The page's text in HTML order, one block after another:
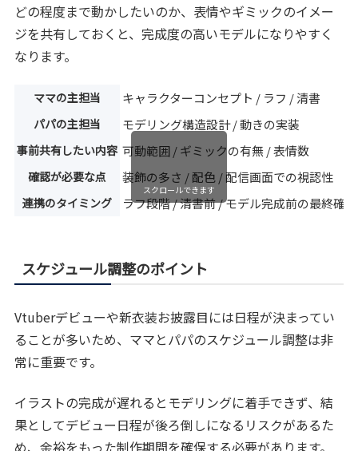
どの程度まで動かしたいのか、表情やギミックのイメー
ジを共有しておくと、完成度の高いモデルになりやすく
なります。
ママの主担当 キャラクターコンセプト / ラフ / 清書
パパの主担当 モデリング構造設計 / 動きの実装
事前共有したい内容 可動範囲 / ギミックの有無 / 表情数
確認が必要な点 装飾の多さ / 配色 / 配信画面での視認性
連携のタイミング ラフ段階 / 清書前 / モデル完成前の最終確認
スクロールできます
スケジュール調整のポイント
Vtuberデビューや新衣装お披露目には日程が決まってい
ることが多いため、ママとパパのスケジュール調整は非
常に重要です。
イラストの完成が遅れるとモデリングに着手できず、結
果としてデビュー日程が後ろ倒しになるリスクがあるた
め、余裕をもった制作期間を確保する必要があります。